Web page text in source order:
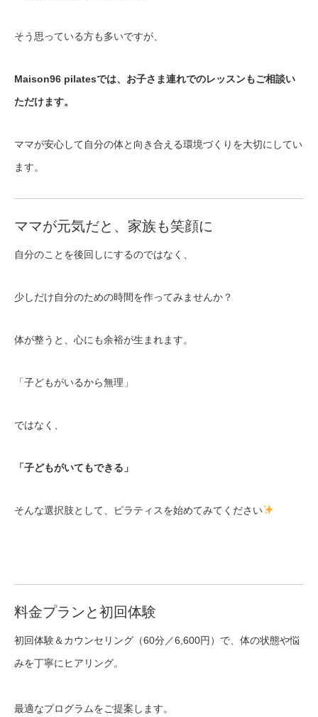
そう思っている方も多いですが、
Maison96 pilatesでは、お子さま連れでのレッスンもご相談い
ただけます。
ママが安心して自分の体と向き合える環境づくりを大切にしてい
ます。
ママが元気だと、家族も笑顔に
自分のことを後回しにするのではなく、
少しだけ自分のための時間を作ってみませんか？
体が整うと、心にも余裕が生まれます。
「子どもがいるから無理」
ではなく、
「子どもがいてもできる」
そんな選択肢として、ピラティスを始めてみてください
料金プランと初回体験
初回体験＆カウンセリング（60分／6,600円）で、体の状態や悩
みを丁寧にヒアリング。
最適なプログラムをご提案します。